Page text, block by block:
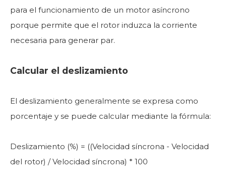
para el funcionamiento de un motor asíncrono
porque permite que el rotor induzca la corriente
necesaria para generar par.
Calcular el deslizamiento
El deslizamiento generalmente se expresa como
porcentaje y se puede calcular mediante la fórmula:
Deslizamiento (%) = ((Velocidad síncrona - Velocidad
del rotor) / Velocidad síncrona) * 100